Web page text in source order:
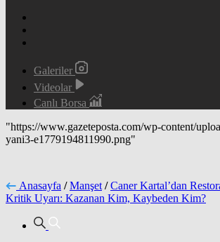
Galeriler
Videolar
Canlı Borsa
"https://www.gazeteposta.com/wp-content/
yani3-e1779194811990.png"
Anasayfa / Manşet / Caner Kartal’dan
Kritik Uyarı: Kazanan Kim, Kaybeden Kim?